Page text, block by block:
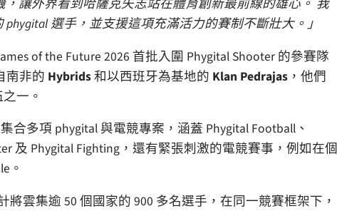
，讓外界看到哈薩克矢志站在體育創新最前線的雄心。 我
選手，並支援這項充滿活力的賽制不斷壯大。」
of the Future 2026 首批入圍 Phygital Shooter 的參賽隊
南非的 Hybrids和以西班牙為基地的 Klan Pedrajas ，他們
一。
合多項 phygital 與電競專案，涵蓋 Phygital Football、
及 Phygital Fighting，還有緊張刺激的電競賽事，例如在個
。
將雲集逾 50 個國家的 900 多名選手，在同一競賽框架下，